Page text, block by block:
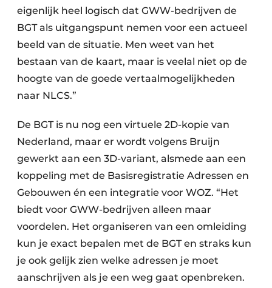
eigenlijk heel logisch dat GWW-bedrijven de
BGT als uitgangspunt nemen voor een actueel
beeld van de situatie. Men weet van het
bestaan van de kaart, maar is veelal niet op de
hoogte van de goede vertaalmogelijkheden
naar NLCS.”
De BGT is nu nog een virtuele 2D-kopie van
Nederland, maar er wordt volgens Bruijn
gewerkt aan een 3D-variant, alsmede aan een
koppeling met de Basisregistratie Adressen en
Gebouwen én een integratie voor WOZ. “Het
biedt voor GWW-bedrijven alleen maar
voordelen. Het organiseren van een omleiding
kun je exact bepalen met de BGT en straks kun
je ook gelijk zien welke adressen je moet
aanschrijven als je een weg gaat openbreken.